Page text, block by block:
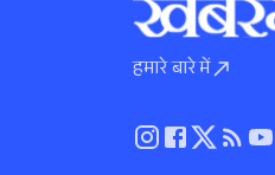
हमारे बारे में